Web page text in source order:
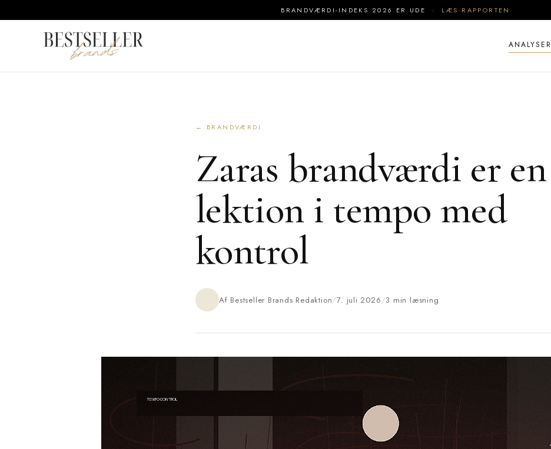
BRANDVÆRDI-INDEKS 2026 ER UDE · LÆS RAPPORTEN
ANALYSER
← BRANDVÆRDI
Zaras brandværdi er en
lektion i tempo med
kontrol
Af Bestseller Brands Redaktion/7. juli 2026/3 min læsning